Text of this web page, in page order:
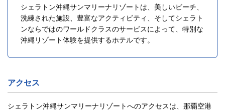
シェラトン沖縄サンマリーナリゾートは、美しいビーチ、
洗練された施設、豊富なアクティビティ、そしてシェラト
ンならではのワールドクラスのサービスによって、特別な
沖縄リゾート体験を提供するホテルです。
アクセス
シェラトン沖縄サンマリーナリゾートへのアクセスは、那覇空港